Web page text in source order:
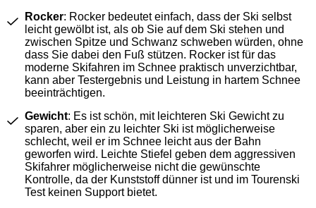
Rocker: Rocker bedeutet einfach, dass der Ski selbst
leicht gewölbt ist, als ob Sie auf dem Ski stehen und
zwischen Spitze und Schwanz schweben würden, ohne
dass Sie dabei den Fuß stützen. Rocker ist für das
moderne Skifahren im Schnee praktisch unverzichtbar,
kann aber Testergebnis und Leistung in hartem Schnee
beeinträchtigen.
Gewicht: Es ist schön, mit leichteren Ski Gewicht zu
sparen, aber ein zu leichter Ski ist möglicherweise
schlecht, weil er im Schnee leicht aus der Bahn
geworfen wird. Leichte Stiefel geben dem aggressiven
Skifahrer möglicherweise nicht die gewünschte
Kontrolle, da der Kunststoff dünner ist und im Tourenski
Test keinen Support bietet.